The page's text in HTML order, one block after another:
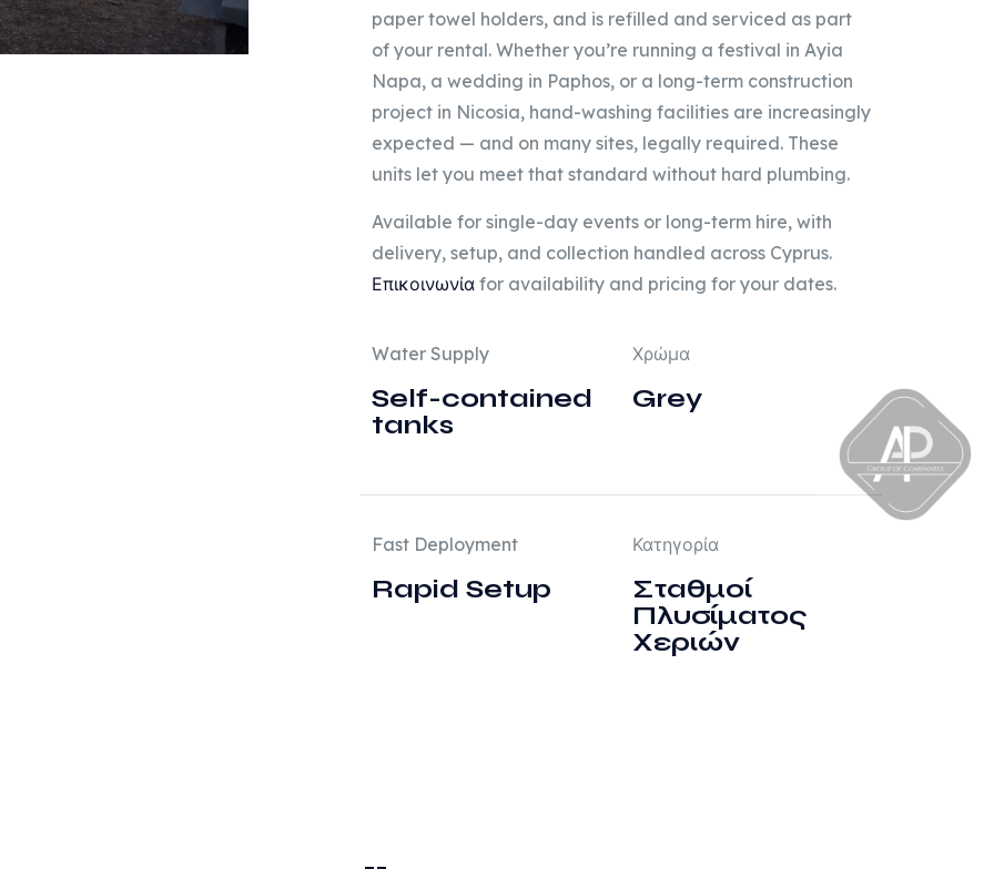
paper towel holders, and is refilled and serviced as part
of your rental. Whether you’re running a festival in Ayia
Napa, a wedding in Paphos, or a long-term construction
project in Nicosia, hand-washing facilities are increasingly
expected — and on many sites, legally required. These
units let you meet that standard without hard plumbing.
Available for single-day events or long-term hire, with
delivery, setup, and collection handled across Cyprus.
Επικοινωνίαfor availability and pricing for your dates.
Water Supply
Self-contained
tanks
Χρώμα
Grey
Fast Deployment
Rapid Setup
Κατηγορία
Σταθμοί
Πλυσίματος
Χεριών